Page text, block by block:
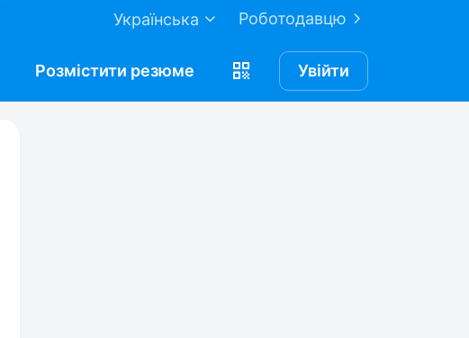
Роботодавцю
Українська
Розмістити резюме Увійти